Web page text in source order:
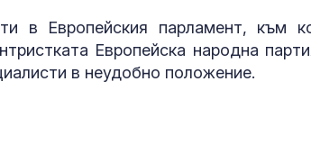
в Европейския парламент, към
Европейска народна
в неудобно положение.
е най-
нещо, което